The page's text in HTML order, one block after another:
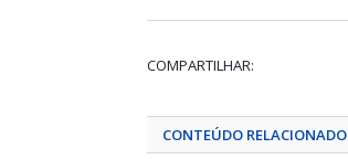
COMPARTILHAR:
CONTEÚDO RELACIONADO